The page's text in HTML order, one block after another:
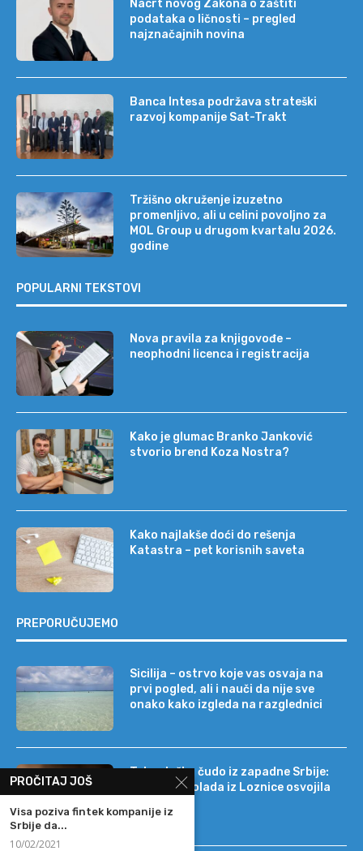
Nacrt novog Zakona o zaštiti
podataka o ličnosti – pregled
najznačajnih novina
Banca Intesa podržava strateški
razvoj kompanije Sat-Trakt
Tržišno okruženje izuzetno
promenljivo, ali u celini povoljno za
MOL Group u drugom kvartalu 2026.
godine
POPULARNI TEKSTOVI
Nova pravila za knjigovođe –
neophodni licenca i registracija
Kako je glumac Branko Janković
stvorio brend Koza Nostra?
Kako najlakše doći do rešenja
Katastra – pet korisnih saveta
PREPORUČUJEMO
Sicilija – ostrvo koje vas osvaja na
prvi pogled, ali i nauči da nije sve
onako kako izgleda na razglednici
Tehnološko čudo iz zapadne Srbije:
kako je čokolada iz Loznice osvojila
PROČITAJ JOŠ
Visa poziva fintek kompanije iz
Srbije da...
10/02/2021